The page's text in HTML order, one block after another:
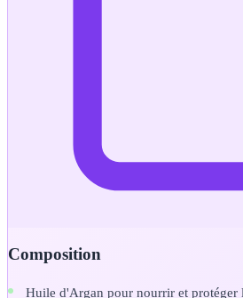
Composition
Huile d'Argan pour nourrir et protéger